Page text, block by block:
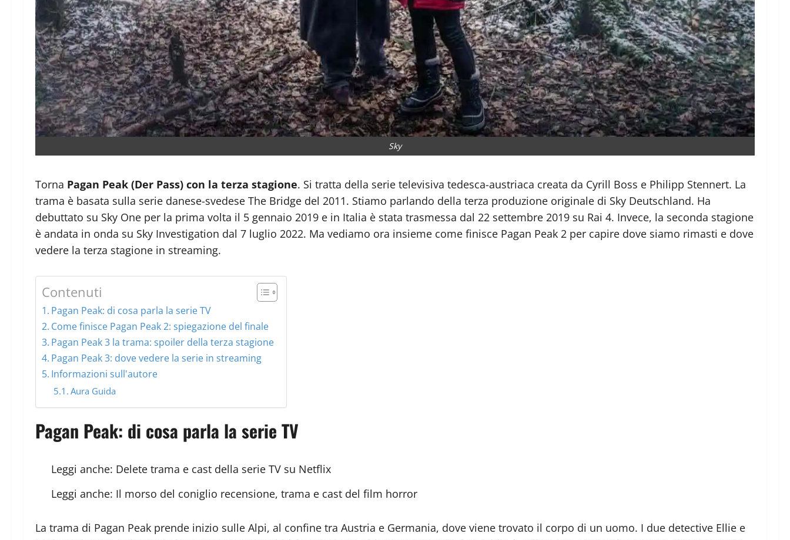
Sky
Torna Pagan Peak (Der Pass) con la terza stagione. Si tratta della serie televisiva tedesca-austriaca creata da Cyrill Boss e Philipp Stennert. La
trama è basata sulla serie danese-svedese The Bridge del 2011. Stiamo parlando della terza produzione originale di Sky Deutschland. Ha
debuttato su Sky One per la prima volta il 5 gennaio 2019 e in Italia è stata trasmessa dal 22 settembre 2019 su Rai 4. Invece, la seconda stagione
è andata in onda su Sky Investigation dal 7 luglio 2022. Ma vediamo ora insieme come finisce Pagan Peak 2 per capire dove siamo rimasti e dove
vedere la terza stagione in streaming.
Contenuti
Pagan Peak: di cosa parla la serie TV
Come finisce Pagan Peak 2: spiegazione del finale
Pagan Peak 3 la trama: spoiler della terza stagione
Pagan Peak 3: dove vedere la serie in streaming
Informazioni sull'autore
Aura Guida
Pagan Peak: di cosa parla la serie TV
Leggi anche: Delete trama e cast della serie TV su Netflix
Leggi anche: Il morso del coniglio recensione, trama e cast del film horror
La trama di Pagan Peak prende inizio sulle Alpi, al confine tra Austria e Germania, dove viene trovato il corpo di un uomo. I due detective Ellie e